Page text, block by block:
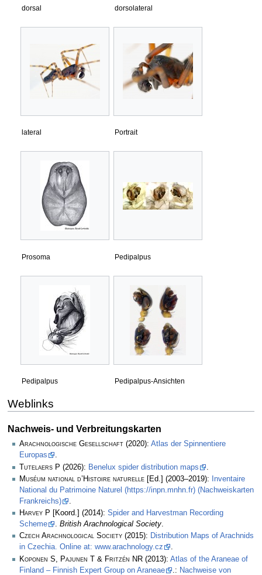
dorsal dorsolateral
lateral Portrait
Prosoma Pedipalpus
Pedipalpus Pedipalpus-Ansichten
Weblinks
Nachweis- und Verbreitungskarten
Arachnologische Gesellschaft (2020): Atlas der Spinnentiere
Europas
.
Tutelaers P (2026): Benelux spider distribution maps
Muséum national d’Histoire naturelle [Ed.] (2003–2019):
Inventaire
National du Patrimoine Naturel (https://inpn.mnhn.fr) (Nachweiskarten
Frankreichs)
.
Harvey P [Koord.] (2014): Spider and Harvestman Recording
Scheme
. British Arachnological Society.
Czech Arachnological Society (2015): Distribution Maps of Arachnids
in Czechia. Online at: www.arachnology.cz
.
Koponen S, Pajunen T & Fritzén NR (2013): Atlas of the Araneae of
Finland – Finnish Expert Group on Araneae
.: Nachweise von